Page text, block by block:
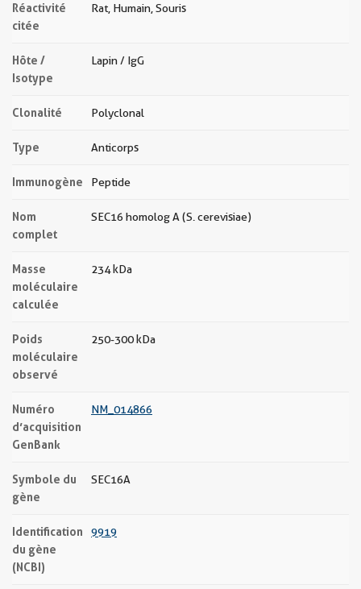
Réactivité
citée
Rat, Humain, Souris
Hôte /
Isotype
Lapin / IgG
Clonalité Polyclonal
Type Anticorps
Immunogène Peptide
Nom
complet
SEC16 homolog A (S. cerevisiae)
Masse
moléculaire
calculée
234 kDa
Poids
moléculaire
observé
250-300 kDa
Numéro
d’acquisition
GenBank
NM_014866
Symbole du
gène
SEC16A
Identification
du gène
(NCBI)
9919